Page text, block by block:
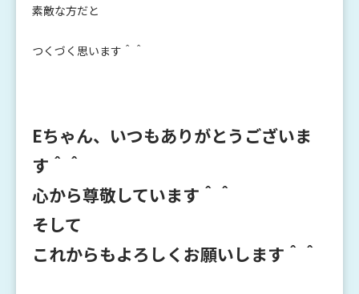
素敵な方だと
つくづく思います＾＾
Eちゃん、いつもありがとうございま
す＾＾
心から尊敬しています＾＾
そして
これからもよろしくお願いします＾＾